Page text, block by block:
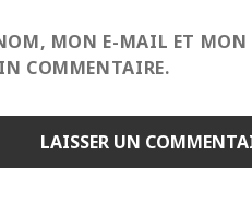
MON E-MAIL ET MON
COMMENTAIRE.